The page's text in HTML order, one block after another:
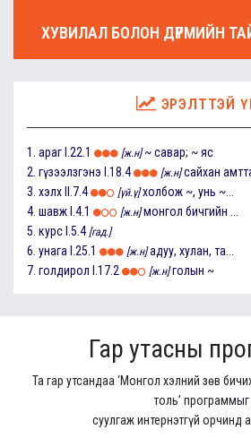
ХУВИЛАЛ БОЛОН ДҮРМИЙН
ЭРЭЛТТЭЙ
1. араг I.22.1 [ж.н] ~ савар; ~ яс
2. гүзээлзгэнэ I.18.4 [ж.н] сайхан
3. хэлх II.7.4 [үй.ү] холбож ~, унь ~...
4. шавж I.4.1 [ж.н] монгол бичгийн ...
5. курс I.5.4 [гад.]
6. унага I.25.1 [ж.н] адуу, хулан, та...
7. голдирол I.17.2 [ж.н] голын ~
Гар утасны
Та гар утсандаа ‘Монгол хэлний зөв
толь’ программыг
суулгаж интернэтгүй орчинд